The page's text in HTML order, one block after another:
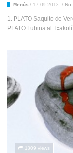
Menús / 17-09-2013 / No
1. PLATO Saquito de
PLATO Lubina al
1309 views